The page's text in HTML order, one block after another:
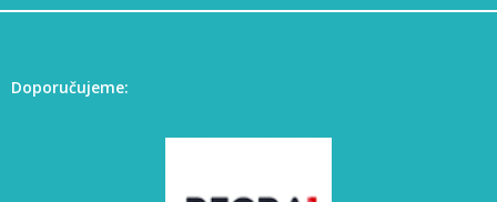
Doporučujeme: